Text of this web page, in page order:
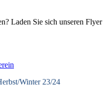
Laden Sie sich unseren Flyer
Winter 23/24